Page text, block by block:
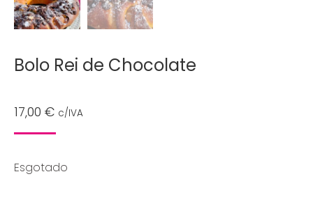
Bolo Rei de Chocolate
17,00 € c/IVA
Esgotado